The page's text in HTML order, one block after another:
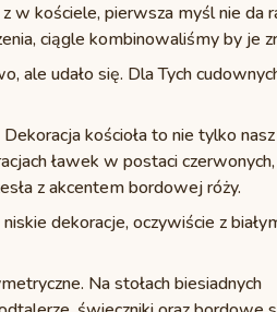
w kościele, pierwsza myśl nie da
ciągle kombinowaliśmy by je
ale udało się. Dla Tych
kościoła to nie tylko
ławek w postaci czerwonych,
z akcentem bordowej róży.
dekoracje, oczywiście z
Na stołach biesiadnych